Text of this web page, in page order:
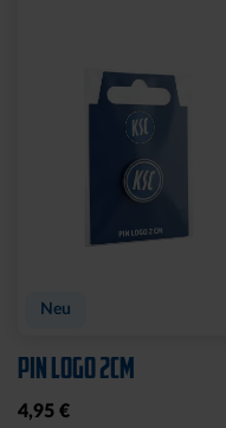
Neu
PIN LOGO 2CM
4,95 €